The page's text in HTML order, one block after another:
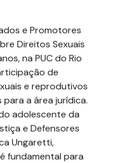
e Promotores
Direitos Sexuais
na PUC do Rio
de
e reprodutivos
a área jurídica.
adolescente da
e Defensores
Ungaretti,
fundamental para